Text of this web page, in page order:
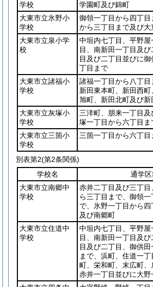
学校
学園町及び錦町
大東市立氷野小
学校
御領一丁目から四丁目
から三丁目まで及び大
大東市立泉小学
校
中垣内七丁目、平野
目、南新田一丁目及
目及び二丁目並びに
丁目まで
大東市立諸福小
学校
諸福一丁目から八丁目
新田東本町、新田西町
旭町、新田北町及び新
大東市立灰塚小
学校
三洋町、朋来一丁目
塚一丁目から六丁目ま
大東市立三箇小
学校
三箇一丁目から六丁目
別表第2(第2条関係)
学校名
通学
大東市立南郷中
学校
赤井二丁目及び三丁
ら三丁目まで、御領
で、氷野一丁目から
及び南郷町
大東市立住道中
学校
中垣内七丁目、平野
目、南新田一丁目及
目及び二丁目、御供
まで、浜町、住道一
町、栄和町、末広町、
赤井一丁目並びに大野